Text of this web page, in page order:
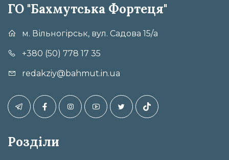
ГО "Бахмутська Фортеця"
м. Вільногірськ, вул. Садова 15/а
+380 (50) 778 17 35
redakziy@bahmut.in.ua
Розділи